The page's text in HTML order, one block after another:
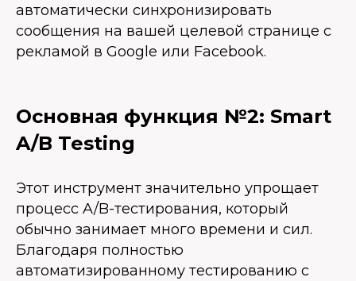
автоматически синхронизировать
сообщения на вашей целевой странице с
рекламой в Google или Facebook.
Основная функция №2: Smart
A/B Testing
Этот инструмент значительно упрощает
процесс A/B-тестирования, который
обычно занимает много времени и сил.
Благодаря полностью
автоматизированному тестированию с